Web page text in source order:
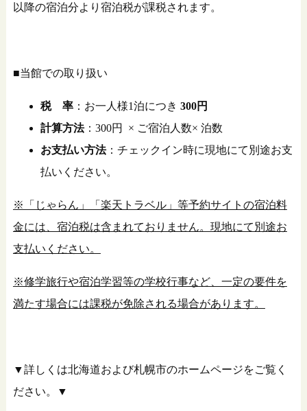
以降の宿泊分より宿泊税が課税されます。
■当館での取り扱い
税 率：お一人様1泊につき 300円
計算方法： 300円 × ご宿泊人数× 泊数
お支払い方法：チェックイン時に現地にて別途お支
払いください。
※「じゃらん」「楽天トラベル」等予約サイトの宿泊料
金には、宿泊税は含まれておりません。現地にて別途お
支払いください。
※修学旅行や宿泊学習等の学校行事など、一定の要件を
満たす場合には課税が免除される場合があります。
▼詳しくは北海道および札幌市のホームページをご覧く
ださい。▼